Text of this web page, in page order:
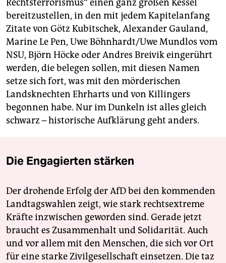
Rechtsterrorismus“ einen ganz großen Kessel
bereitzustellen, in den mit jedem Kapitelanfang
Zitate von Götz Kubitschek, Ale­xan­der Gauland,
Marine Le Pen, Uwe Böhnhardt/Uwe Mundlos vom
NSU, Björn Höcke oder Andres Breivik eingerührt
werden, die belegen sollen, mit diesen Namen
setze sich fort, was mit den mörderischen
Landsknechten Ehrharts und von Killingers
begonnen habe. Nur im Dunkeln ist alles gleich
schwarz – historische Aufklärung geht anders.
Die Engagierten stärken
Der drohende Erfolg der AfD bei den kommenden
Landtagswahlen zeigt, wie stark rechtsextreme
Kräfte inzwischen geworden sind. Gerade jetzt
braucht es Zusammenhalt und Solidarität. Auch
und vor allem mit den Menschen, die sich vor Ort
für eine starke Zivilgesellschaft einsetzen. Die taz